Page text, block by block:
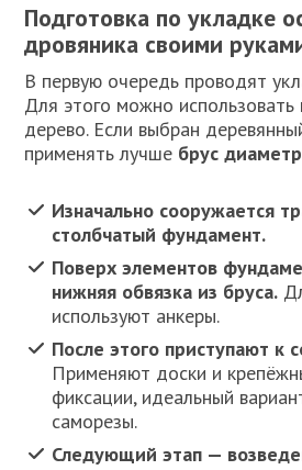
Подготовка по укладке
дровяника своими
В первую очередь проводят
Для этого можно использовать
дерево. Если выбран
применять лучше брус
Изначально сооружается
столбчатый фундамент.
Поверх элементов
нижняя обвязка из бруса.
используют анкеры.
После этого приступают к
Применяют доски и
фиксации, идеальный
саморезы.
Следующий этап —